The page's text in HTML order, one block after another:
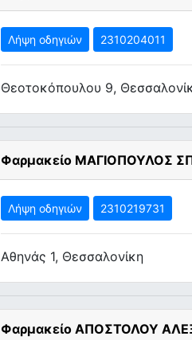
Λήψη οδηγιών 2310204011
Θεοτοκόπουλου 9,
Φαρμακείο ΜΑΓΙΟΠΟΥΛΟΣ
Λήψη οδηγιών 2310219731
Αθηνάς 1, Θεσσαλονίκη
Φαρμακείο ΑΠΟΣΤΟΛΟΥ